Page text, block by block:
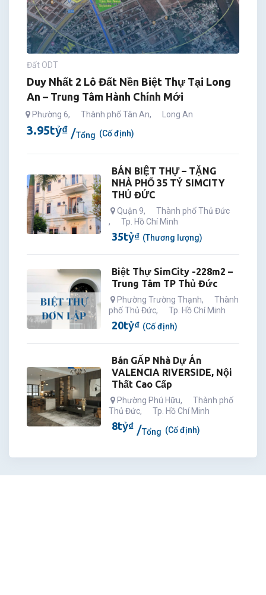
Đất ODT
Duy Nhất 2 Lô Đất Nền Biệt Thự Tại Long
An – Trung Tâm Hành Chính Mới
Phường 6, Thành phố Tân An, Long An
3.95tỷ₫ Tổng (Cố định)
BÁN BIỆT THỰ – TẶNG
NHÀ PHỐ 35 TỶ SIMCITY
THỦ ĐỨC
Quận 9,
Thành phố Thủ Đức
,
Tp. Hồ Chí Minh
35tỷ₫ (Thương lượng)
Biệt Thự SimCity -228m2 –
Trung Tâm TP Thủ Đức
Phường Trường Thạnh,
Thành
phố Thủ Đức, Tp. Hồ Chí Minh
20tỷ₫ (Cố định)
Bán GẤP Nhà Dự Án
VALENCIA RIVERSIDE, Nội
Thất Cao Cấp
Phường Phú Hữu,
Thành phố
Thủ Đức, Tp. Hồ Chí Minh
8tỷ₫ Tổng (Cố định)